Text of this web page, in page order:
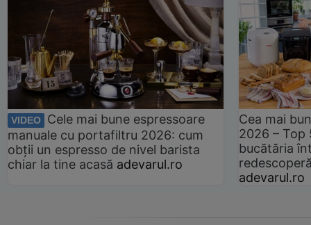
VIDEO
Cele mai bune espressoare
manuale cu portafiltru 2026: cum
obții un espresso de nivel barista
chiar la tine acasă adevarul.ro
Cea mai
2026 –
bucătăria
adevarul.ro